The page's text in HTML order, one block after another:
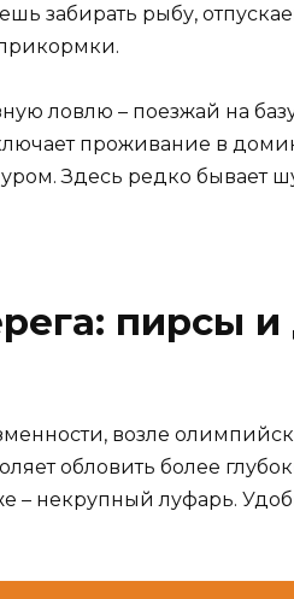
забирать рыбу,
ловлю – поезжай на
проживание в
Здесь редко бывает
пирсы и
возле
обловить более
– некрупный луфарь.